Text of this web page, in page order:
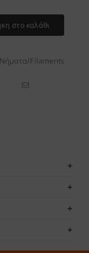
στο καλάθι
Νήματα/Filaments